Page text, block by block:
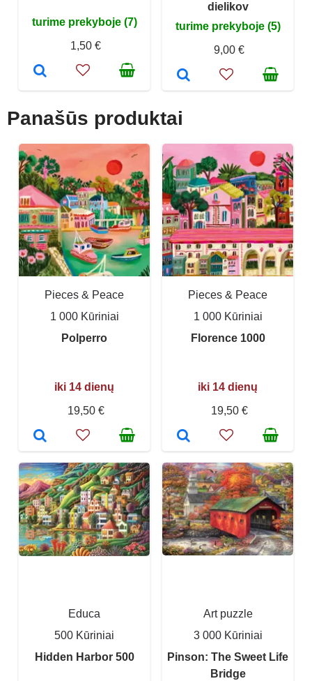
turime prekyboje (7)
1,50 €
dielikov
turime prekyboje (5)
9,00 €
Panašūs produktai
Pieces & Peace
1 000 Kūriniai
Polperro
iki 14 dienų
19,50 €
Pieces & Peace
1 000 Kūriniai
Florence 1000
iki 14 dienų
19,50 €
Educa
500 Kūriniai
Hidden Harbor 500
Art puzzle
3 000 Kūriniai
Pinson: The Sweet Life
Bridge